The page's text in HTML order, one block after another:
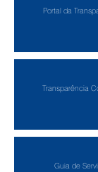
Portal da
Transparência
Guia de